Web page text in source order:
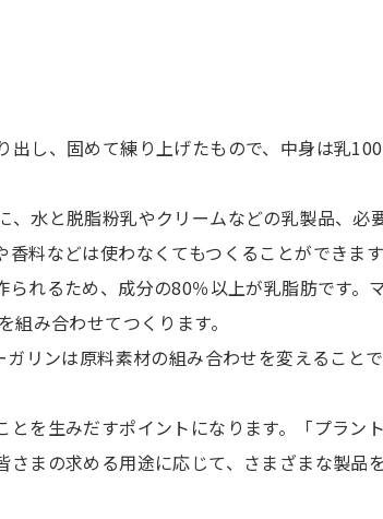
し、固めて練り上げたもので、中身は乳
水と脱脂粉乳やクリームなどの乳製品、必
料などは使わなくてもつくることができま
れるため、成分の80％以上が乳脂肪です。
み合わせてつくります。
リンは原料素材の組み合わせを変えること
を生みだすポイントになります。「プラン
まの求める用途に応じて、さまざまな製品